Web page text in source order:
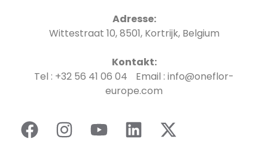
Adresse:
Wittestraat 10, 8501, Kortrijk, Belgium
Kontakt:
Tel : +32 56 41 06 04 Email : info@oneflor-
europe.com